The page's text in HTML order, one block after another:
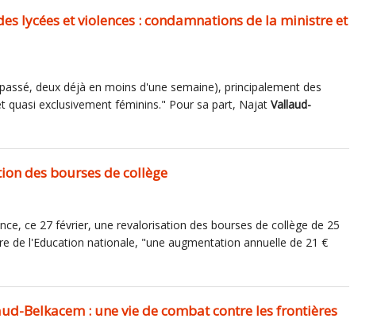
lycées et violences : condamnations de la ministre et
deux déjà en moins d'une semaine), principalement des
quasi exclusivement féminins." Pour sa part, Najat Vallaud-
des bourses de collège
ce 27 février, une revalorisation des bourses de collège de 25
de l'Education nationale, "une augmentation annuelle de 21 €
Belkacem : une vie de combat contre les frontières